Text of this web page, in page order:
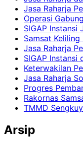
Jasa Raharja
Operasi
SIGAP Instansi
Samsat
Jasa Raharja
SIGAP Instansi
Keterwakilan
Jasa Raharja
Progres
Rakornas
TMMD
Arsip